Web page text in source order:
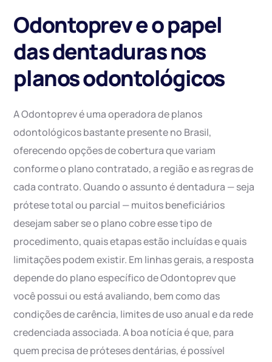
Odontoprev e o papel
das dentaduras nos
planos odontológicos
A Odontoprev é uma operadora de planos
odontológicos bastante presente no Brasil,
oferecendo opções de cobertura que variam
conforme o plano contratado, a região e as regras de
cada contrato. Quando o assunto é dentadura — seja
prótese total ou parcial — muitos beneficiários
desejam saber se o plano cobre esse tipo de
procedimento, quais etapas estão incluídas e quais
limitações podem existir. Em linhas gerais, a resposta
depende do plano específico de Odontoprev que
você possui ou está avaliando, bem como das
condições de carência, limites de uso anual e da rede
credenciada associada. A boa notícia é que, para
quem precisa de próteses dentárias, é possível